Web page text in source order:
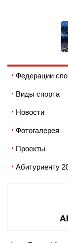
Федерации
Виды спорта
Новости
Фотогалерея
Проекты
Абитуриенту